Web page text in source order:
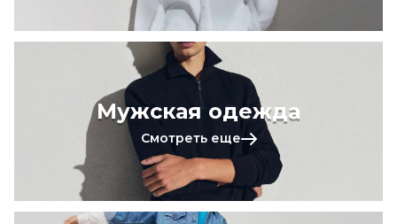
Мужская одежда
Смотреть еще